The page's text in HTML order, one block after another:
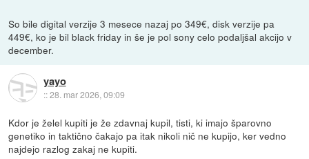
So bile digital verzije 3 mesece nazaj po 349€, disk verzije pa
449€, ko je bil black friday in še je pol sony celo podaljšal akcijo v
december.
yayo
::28. mar 2026, 09:09
Kdor je želel kupiti je že zdavnaj kupil, tisti, ki imajo šparovno
genetiko in taktično čakajo pa itak nikoli nič ne kupijo, ker vedno
najdejo razlog zakaj ne kupiti.